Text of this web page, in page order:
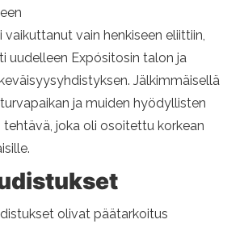
vaikuttanut vain henkiseen eliittiin,
uudelleen Expósitosin talon ja
Jälkimmäisellä
ja muiden hyödyllisten
joka oli osoitettu korkean
olivat päätarkoitus